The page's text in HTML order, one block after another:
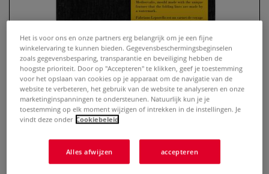
FABRIANO® | Leporello
Het is voor ons en onze partners erg belangrijk om je een fijne
winkelervaring te kunnen bieden. Gegevensbeschermingsbeginselen
zoals gegevensbesparing, transparantie en beveiliging hebben de
hoogste prioriteit. Door op "Accepteren" te klikken, geef je toestemming
voor het opslaan van cookies op je apparaat om de navigatie van de
website te verbeteren, het gebruik van de website te analyseren en onze
marketinginspanningen te ondersteunen. Natuurlijk kun je je
toestemming op elk moment wijzigen of intrekken in de instellingen. Je
vindt deze onder Cookiebeleid
Alles afwijzen accepteren